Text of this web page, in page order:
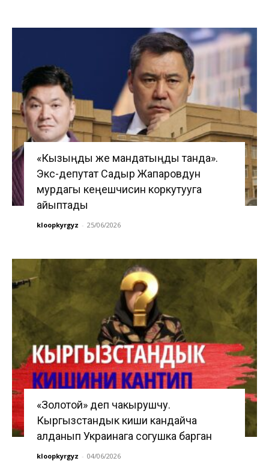
«Кызыңды же мандатыңды танда».
Экс-депутат Садыр Жапаровдун
мурдагы кеңешчисин коркутууга
айыптады
kloopkyrgyz - 25/06/2026
«Золотой» деп чакырушчу.
Кыргызстандык киши кандайча
алданып Украинага согушка барган
kloopkyrgyz - 04/06/2026